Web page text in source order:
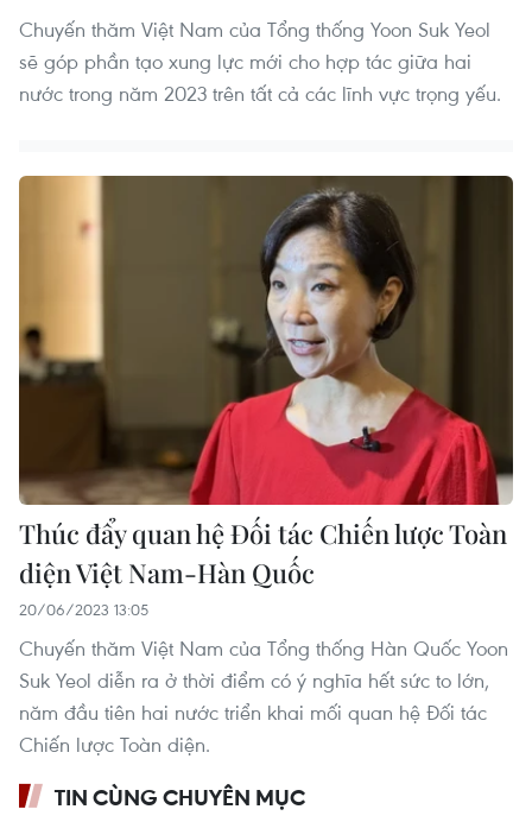
Chuyến thăm Việt Nam của Tổng thống Yoon Suk Yeol
sẽ góp phần tạo xung lực mới cho hợp tác giữa hai
nước trong năm 2023 trên tất cả các lĩnh vực trọng yếu.
Thúc đẩy quan hệ Đối tác Chiến lược Toàn
diện Việt Nam-Hàn Quốc
20/06/2023 13:05
Chuyến thăm Việt Nam của Tổng thống Hàn Quốc Yoon
Suk Yeol diễn ra ở thời điểm có ý nghĩa hết sức to lớn,
năm đầu tiên hai nước triển khai mối quan hệ Đối tác
Chiến lược Toàn diện.
TIN CÙNG CHUYÊN MỤC